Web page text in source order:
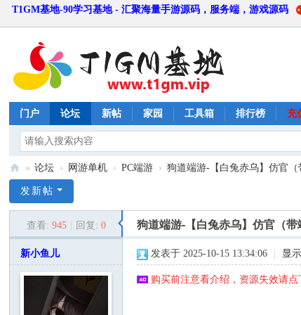
T1GM基地-90学习基地 - 汇聚海量手游源码，服务端，游戏源码
门户 论坛 新帖 家园 工具箱 排行榜 充
1
» 论坛 › 网游单机 › PC端游 › 狗道端游-【白兔赤乌】仿官（
发新帖
查看: 945 回复: 0 狗道端游-【白兔赤乌】仿官（带
新小鱼儿 发表于 2025-10-15 13:34:06 显
购买前注意看介绍，资源失效请